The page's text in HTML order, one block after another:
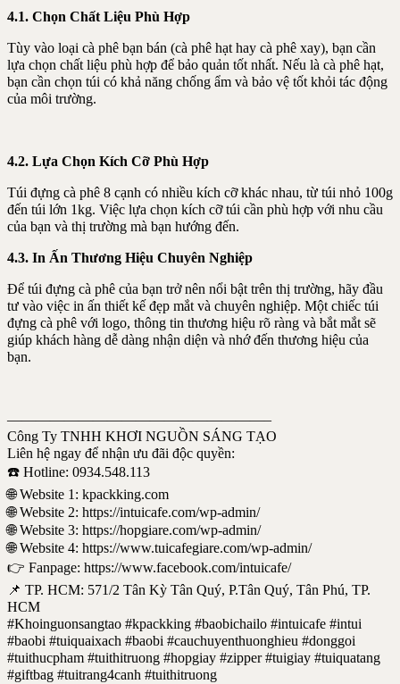
4.1. Chọn Chất Liệu Phù Hợp
Tùy vào loại cà phê bạn bán (cà phê hạt hay cà phê xay), bạn cần
lựa chọn chất liệu phù hợp để bảo quản tốt nhất. Nếu là cà phê hạt,
bạn cần chọn túi có khả năng chống ẩm và bảo vệ tốt khỏi tác động
của môi trường.
4.2. Lựa Chọn Kích Cỡ Phù Hợp
Túi đựng cà phê 8 cạnh có nhiều kích cỡ khác nhau, từ túi nhỏ 100g
đến túi lớn 1kg. Việc lựa chọn kích cỡ túi cần phù hợp với nhu cầu
của bạn và thị trường mà bạn hướng đến.
4.3. In Ấn Thương Hiệu Chuyên Nghiệp
Để túi đựng cà phê của bạn trở nên nổi bật trên thị trường, hãy đầu
tư vào việc in ấn thiết kế đẹp mắt và chuyên nghiệp. Một chiếc túi
đựng cà phê với logo, thông tin thương hiệu rõ ràng và bắt mắt sẽ
giúp khách hàng dễ dàng nhận diện và nhớ đến thương hiệu của
bạn.
——————————————————–
Công Ty TNHH KHƠI NGUỒN SÁNG TẠO
Liên hệ ngay để nhận ưu đãi độc quyền:
☎️ Hotline: 0934.548.113
🌐 Website 1: kpackking.com
🌐 Website 2: https://intuicafe.com/wp-admin/
🌐 Website 3: https://hopgiare.com/wp-admin/
🌐 Website 4: https://www.tuicafegiare.com/wp-admin/
👉 Fanpage: https://www.facebook.com/intuicafe/
📌 TP. HCM: 571/2 Tân Kỳ Tân Quý, P.Tân Quý, Tân Phú, TP.
HCM
#Khoinguonsangtao #kpackking #baobichailo #intuicafe #intui
#baobi #tuiquaixach #baobi #cauchuyenthuonghieu #donggoi
#tuithucpham #tuithitruong #hopgiay #zipper #tuigiay #tuiquatang
#giftbag #tuitrang4canh #tuithitruong